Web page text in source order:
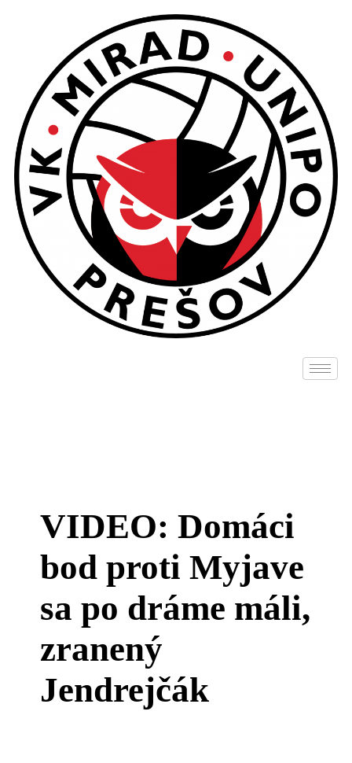
VIDEO: Domáci
bod proti Myjave
sa po dráme máli,
zranený
Jendrejčák